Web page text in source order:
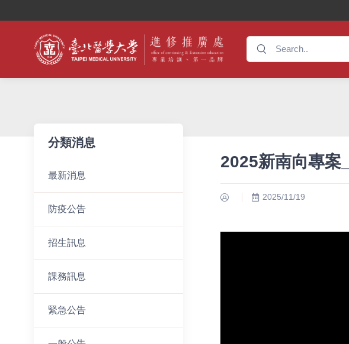
分類消息
最新消息
防疫公告
招生訊息
課務訊息
緊急公告
2025新南向專案
2025/11/19